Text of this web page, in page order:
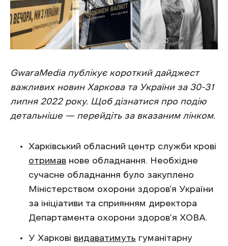
GwaraMedia публікує короткий дайджест
важливих новин Харкова та України за 30-31
липня 2022 року. Щоб дізнатися про подію
детальніше — перейдіть за вказаним лінком.
Харківський обласний центр служби крові
отримав нове обладнання. Необхідне
сучасне обладнання було закуплено
Міністерством охорони здоров‘я України
за ініціативи та сприянням директора
Департамента охорони здоров’я ХОВА.
У Харкові видаватимуть гуманітарну